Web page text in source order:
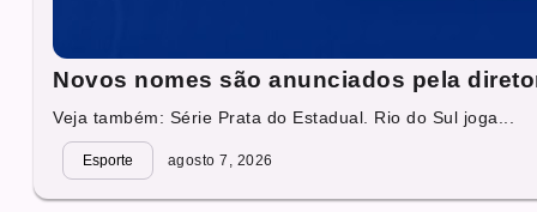
Novos nomes são anunciados pela
Veja também: Série Prata do Estadual. Rio do Sul joga...
Esporte agosto 7, 2026